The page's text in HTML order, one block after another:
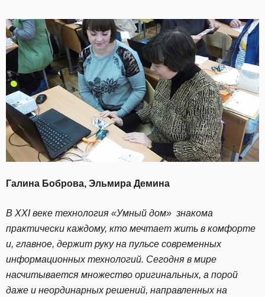
Галина Боброва, Эльмира Демина
В XXI веке технология «Умный дом» знакома
практически каждому, кто мечтает жить в комфорте
и, главное, держит руку на пульсе современных
информационных технологий. Сегодня в мире
насчитывается множество оригинальных, а порой
даже и неординарных решений, направленных на